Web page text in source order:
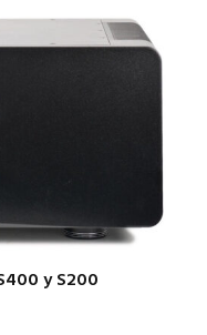
y S200